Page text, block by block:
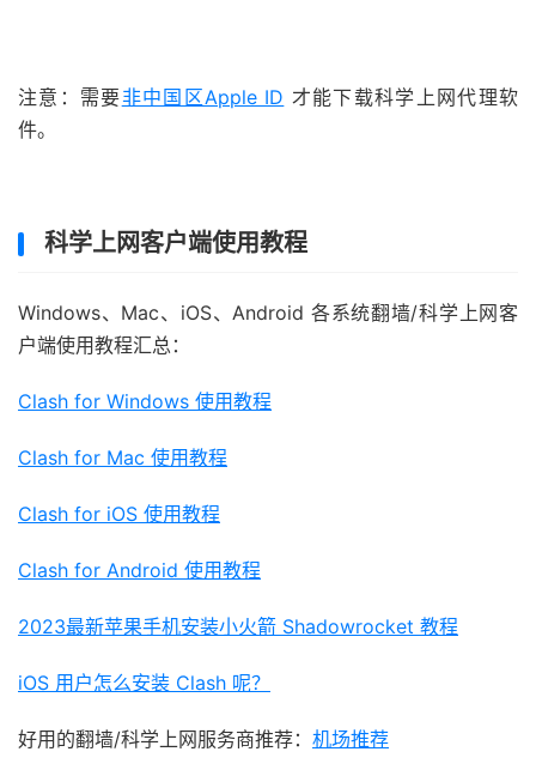
注意：需要非中国区Apple ID 才能下载科学上网代理软
件。
科学上网客户端使用教程
Windows、Mac、iOS、Android 各系统翻墙/科学上网客
户端使用教程汇总：
Clash for Windows 使用教程
Clash for Mac 使用教程
Clash for iOS 使用教程
Clash for Android 使用教程
2023最新苹果手机安装小火箭 Shadowrocket 教程
iOS 用户怎么安装 Clash 呢？
好用的翻墙/科学上网服务商推荐： 机场推荐